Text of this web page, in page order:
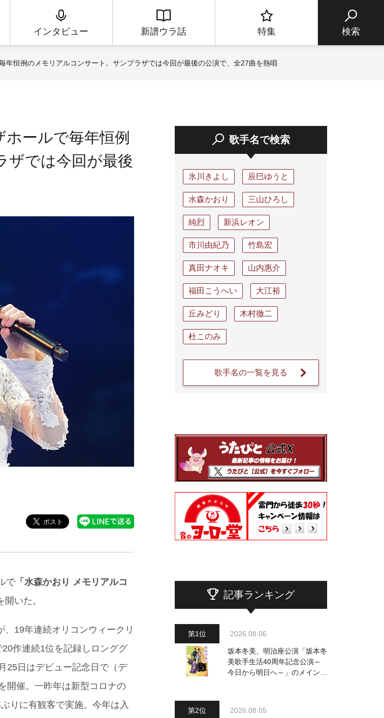
インタビュー 新譜ウラ話 特集 検索
年恒例のメモリアルコンサート。サンプラザでは今回が最後の公演で、全27曲を熱唱
ールで毎年恒例
ザでは今回が最後
で「水森かおり メモリアルコ
いた。
、19年連続オリコンウィークリ
作連続1位を記録しロンググ
25日はデビュー記念日で（デ
開催。一昨年は新型コロナの
りに有観客で実施。今年は入
歌手名で検索
氷川きよし 辰巳ゆうと
水森かおり 三山ひろし
純烈 新浜レオン
市川由紀乃 竹島宏
真田ナオキ 山内惠介
福田こうへい 大江裕
丘みどり 木村徹二
杜このみ
歌手名の一覧を見る
記事ランキング
2026.08.06
坂本冬美、明治座公演「坂本冬
美歌手生活40周年記念公演～
今日から明日へ～」のメインビ
2026.08.05